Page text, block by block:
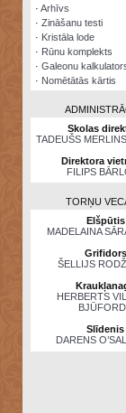
·Arhīvs
·Zināšanu testi
· Kristāla lode
· Rūnu komplekts
·Galeonu
· Nomētātās kārtis
Skolas
TADEUŠS
Direktora
FILIPS
TORŅU
Elšpūtis
MADELAINA
Grifidors
ŠELLIJS
HERBERTS
Slīdenis
DARENS